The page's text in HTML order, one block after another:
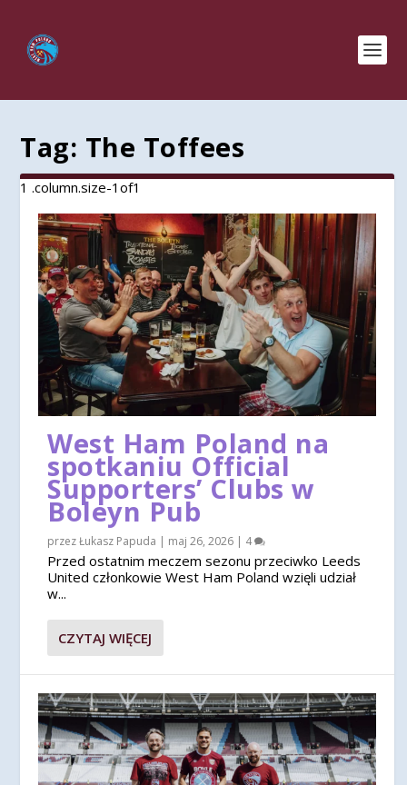
Tag: The Toffees
West Ham Poland na
spotkaniu Official
Supporters’ Clubs w
Boleyn Pub
przezŁukasz Papuda | maj 26, 2026 | 4
Przed ostatnim meczem sezonu przeciwko Leeds
United członkowie West Ham Poland wzięli udział
w...
CZYTAJ WIĘCEJ